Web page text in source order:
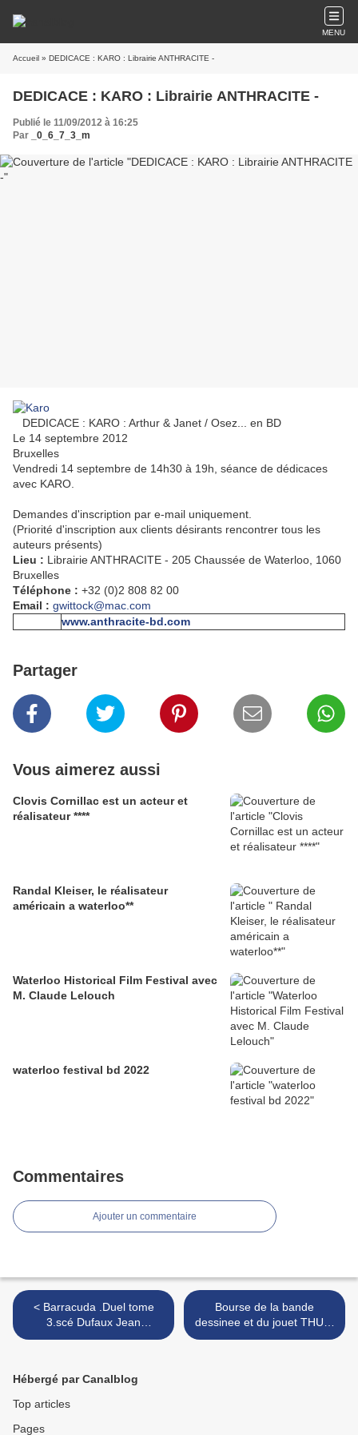
MENU
Accueil » DEDICACE : KARO : Librairie ANTHRACITE -
DEDICACE : KARO : Librairie ANTHRACITE -
Publié le 11/09/2012 à 16:25
Par
_0_6_7_3_m
DEDICACE : KARO : Arthur & Janet / Osez... en BD
Le 14 septembre 2012
Bruxelles
Vendredi 14 septembre de 14h30 à 19h, séance de dédicaces
avec KARO.
Demandes d'inscription par e-mail uniquement.
(Priorité d'inscription aux clients désirants rencontrer tous les
auteurs présents)
Lieu : Librairie ANTHRACITE - 205 Chaussée de Waterloo, 1060
Bruxelles
Téléphone : +32 (0)2 808 82 00
Email : gwittock@mac.com
www.anthracite-bd.com
Partager
Vous aimerez aussi
Clovis Cornillac est un acteur et
réalisateur ****
Randal Kleiser, le réalisateur
américain a waterloo**
Waterloo Historical Film Festival avec
M. Claude Lelouch
waterloo festival bd 2022
Commentaires
Ajouter un commentaire
< Barracuda .Duel tome
3.scé Dufaux Jean
dessinateur Jérémy
Bourse de la bande
dessinee et du jouet THUIN
>
Hébergé par Canalblog
Top articles
Pages